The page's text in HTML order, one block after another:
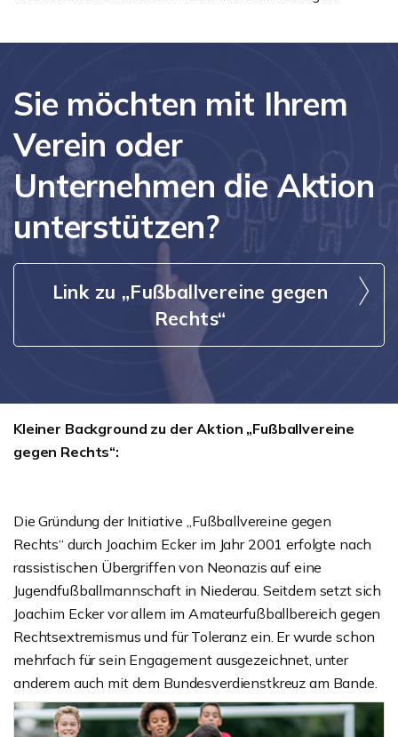
Sie möchten mit Ihrem
Verein oder
Unternehmen die Aktion
unterstützen?
Link zu „Fußballvereine gegen
Rechts“
Kleiner Background zu der Aktion „Fußballvereine
gegen Rechts“:
Die Gründung der Initiative „Fußballvereine gegen
Rechts“ durch Joachim Ecker im Jahr 2001 erfolgte nach
rassistischen Übergriffen von Neonazis auf eine
Jugendfußballmannschaft in Niederau. Seitdem setzt sich
Joachim Ecker vor allem im Amateurfußballbereich gegen
Rechtsextremismus und für Toleranz ein. Er wurde schon
mehrfach für sein Engagement ausgezeichnet, unter
anderem auch mit dem Bundesverdienstkreuz am Bande.